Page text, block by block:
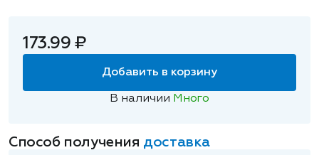
173.99 ₽
Добавить в корзину
В наличии Много
Способ получения доставка